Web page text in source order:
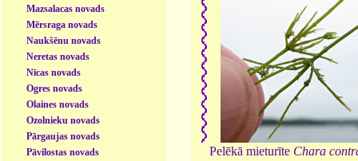
Mazsalacas novads
Mērsraga novads
Naukšēnu novads
Neretas novads
Nīcas novads
Ogres novads
Olaines novads
Ozolnieku novads
Pārgaujas novads
Pāvilostas novads
Pelēkā mieturīte Chara